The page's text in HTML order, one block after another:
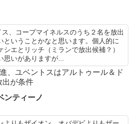
、コープマイネルスのうち２名を放出
ということかなと思います。個人的に
シエとリッチ（ミランで放出候補？）
いがありますが...
、ユベントスはアルトゥール＆ド
出が条件
ンティーノ